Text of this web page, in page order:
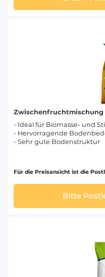
Zwischenfruchtmischung
- Ideal für Biomasse- und
- Hervorragende
- Sehr gute Bodenstruktur
Für die Preisansicht ist die
Bitte